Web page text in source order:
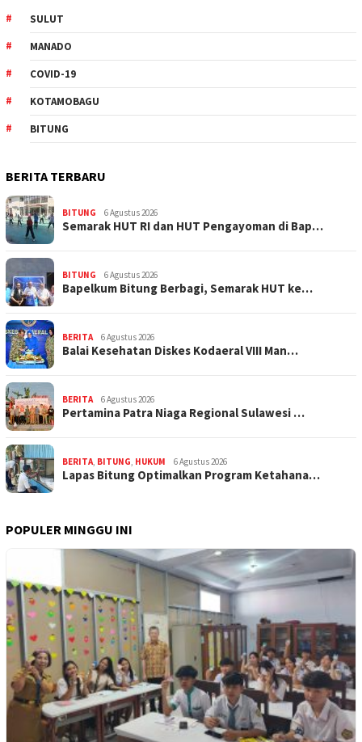
SULUT
MANADO
COVID-19
KOTAMOBAGU
BITUNG
BERITA TERBARU
BITUNG 6 Agustus 2026
Semarak HUT RI dan HUT Pengayoman di Bap…
BITUNG 6 Agustus 2026
‎Bapelkum Bitung Berbagi, Semarak HUT ke…
BERITA 6 Agustus 2026
Balai Kesehatan Diskes Kodaeral VIII Man…
BERITA 6 Agustus 2026
Pertamina Patra Niaga Regional Sulawesi …
BERITA, BITUNG, HUKUM 6 Agustus 2026
Lapas Bitung Optimalkan Program Ketahana…
POPULER MINGGU INI